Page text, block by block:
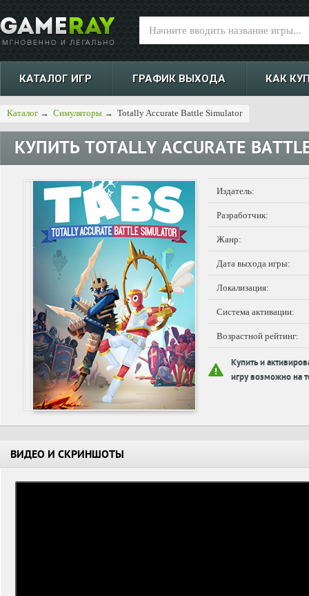
КАТАЛОГ ИГР ГРАФИК ВЫХОДА КАК
Каталог → Симуляторы → Totally Accurate Battle Simulator
КУПИТЬ TOTALLY ACCURATE
Издатель:
Разработчик:
Жанр:
Дата выхода игры:
Локализация:
Система активации:
Возрастной рейтинг:
Купить и
игру возможно на
ВИДЕО И СКРИНШОТЫ